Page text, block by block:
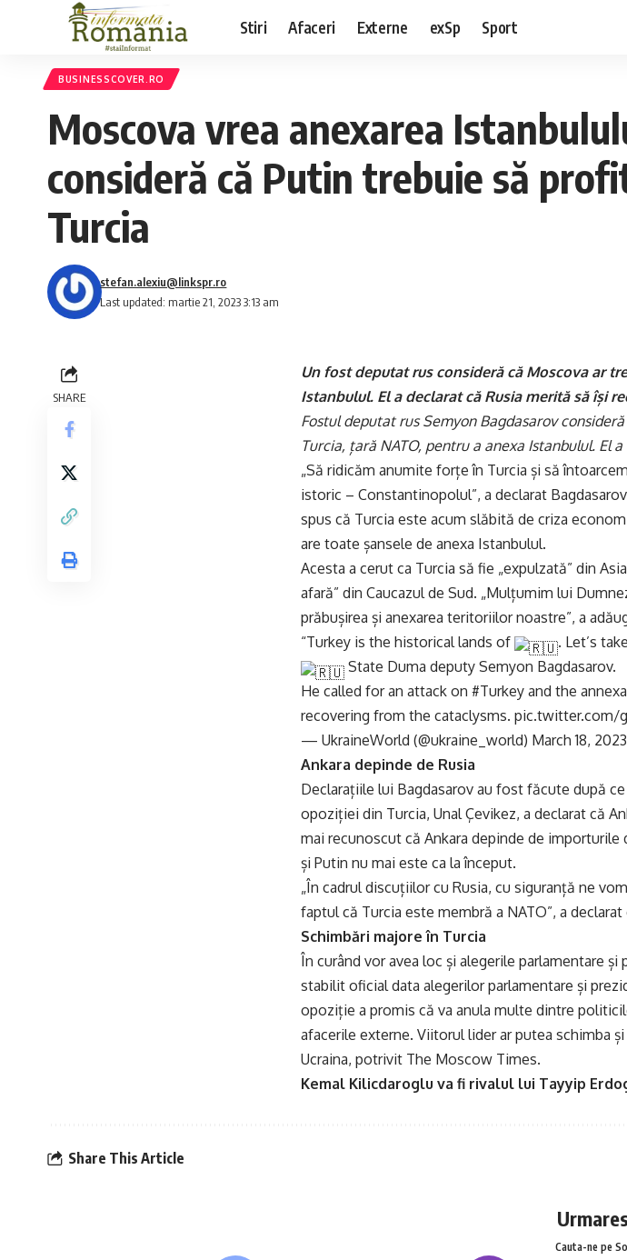
Stiri Afaceri Externe exSp Sport
BUSINESSCOVER.RO
Moscova vrea anexarea
consideră că Putin trebuie să
Turcia
Last updated: martie 21, 2023 3:13 am
stefan.alexiu@linkspr.ro
SHARE
Un fost deputat rus consideră că Moscova ar
Istanbulul. El a declarat că Rusia merită să își
Fostul deputat rus Semyon Bagdasarov
Turcia, țară NATO, pentru a anexa Istanbulul. El
„Să ridicăm anumite forțe în Turcia și să
istoric – Constantinopolul”, a declarat
spus că Turcia este acum slăbită de criza
are toate șansele de anexa Istanbulul.
Acesta a cerut ca Turcia să fie „expulzată” din
afară” din Caucazul de Sud. „Mulțumim lui
prăbușirea și anexarea teritoriilor noastre”, a
“Turkey is the historical lands of
. Let’s
State Duma deputy Semyon Bagdasarov.
He called for an attack on #Turkey and the
recovering from the cataclysms. pic.twitter.com/
— UkraineWorld (@ukraine_world) March 18, 2023
Ankara depinde de Rusia
Declarațiile lui Bagdasarov au fost făcute după
opoziției din Turcia, Unal Çevikez, a declarat că
mai recunoscut că Ankara depinde de
și Putin nu mai este ca la început.
„În cadrul discuțiilor cu Rusia, cu siguranță ne
faptul că Turcia este membră a NATO”, a declarat
Schimbări majore în Turcia
În curând vor avea loc și alegerile parlamentare
stabilit oficial data alegerilor parlamentare și
opoziție a promis că va anula multe dintre
afacerile externe. Viitorul lider ar putea schimba
Ucraina, potrivit The Moscow Times.
Kemal Kilicdaroglu va fi rivalul lui Tayyip
Share This Article
Cauta-ne pe